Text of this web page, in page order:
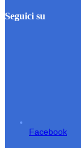
Seguici su
Facebook